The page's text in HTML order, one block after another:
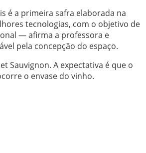
é a primeira safra elaborada na
tecnologias, com o objetivo de
— afirma a professora e
pela concepção do espaço.
Sauvignon. A expectativa é que o
o envase do vinho.